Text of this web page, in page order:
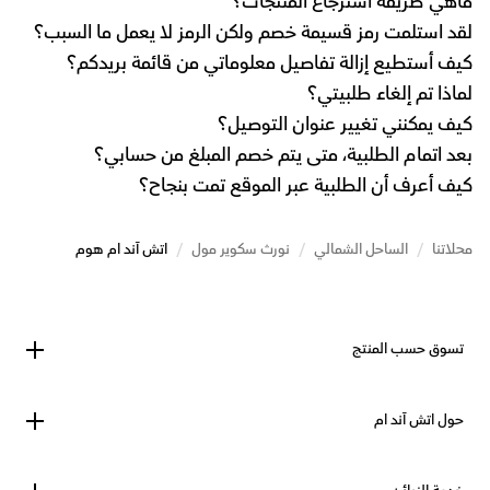
لقد استلمت رمز قسيمة خصم ولكن الرمز لا يعمل ما السبب؟
كيف أستطيع إزالة تفاصيل معلوماتي من قائمة بريدكم؟
لماذا تم إلغاء طلبيتي؟
كيف يمكنني تغيير عنوان التوصيل؟
بعد اتمام الطلبية، متى يتم خصم المبلغ من حسابي؟
كيف أعرف أن الطلبية عبر الموقع تمت بنجاح؟
محلاتنا / الساحل الشمالي / نورث سكوير مول / اتش آند ام هوم
تسوق حسب المنتج
حول اتش آند ام